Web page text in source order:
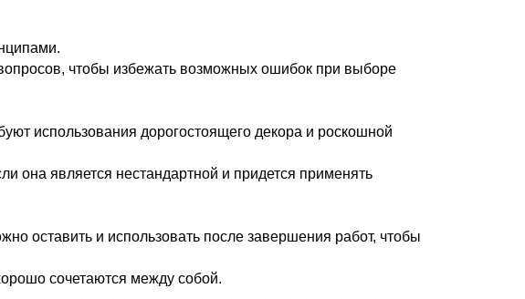
чтобы избежать возможных ошибок при выборе
использования дорогостоящего декора и роскошной
она является нестандартной и придется применять
оставить и использовать после завершения работ, чтобы
сочетаются между собой.